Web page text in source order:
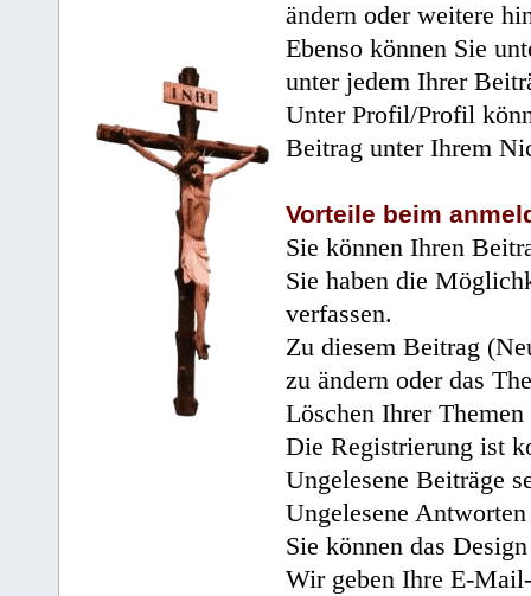
ändern oder weitere
Ebenso können Sie
unter jedem Ihrer
Unter Profil/Profil
Beitrag unter Ihrem
Vorteile beim
Sie können Ihren
Sie haben die
verfassen.
Zu diesem Beitrag
zu ändern oder das
Löschen Ihrer
Die Registrierung ist
Ungelesene Beiträge
Ungelesene
Sie können das
Wir geben Ihre E-